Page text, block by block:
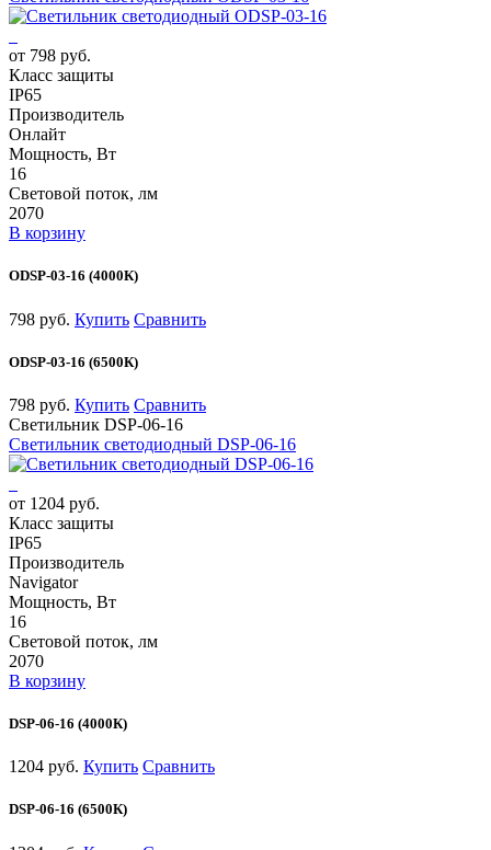
от 798 руб.
Класс защиты
IP65
Производитель
Онлайт
Мощность, Вт
16
Световой поток, лм
2070
В корзину
ODSP-03-16 (4000К)
798 руб. Купить Сравнить
ODSP-03-16 (6500К)
798 руб. Купить Сравнить
Светильник DSP-06-16
Светильник светодиодный DSP-06-16
от 1204 руб.
Класс защиты
IP65
Производитель
Navigator
Мощность, Вт
16
Световой поток, лм
2070
В корзину
DSP-06-16 (4000К)
1204 руб. Купить Сравнить
DSP-06-16 (6500К)